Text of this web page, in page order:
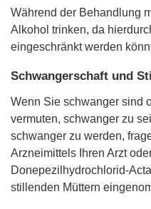
Während der Behandlung
Alkohol trinken, da
eingeschränkt werden
Schwangerschaft und
Wenn Sie schwanger sind
vermuten, schwanger zu
schwanger zu werden,
Arzneimittels Ihren Arzt
Donepezilhydrochlorid-
stillenden Müttern